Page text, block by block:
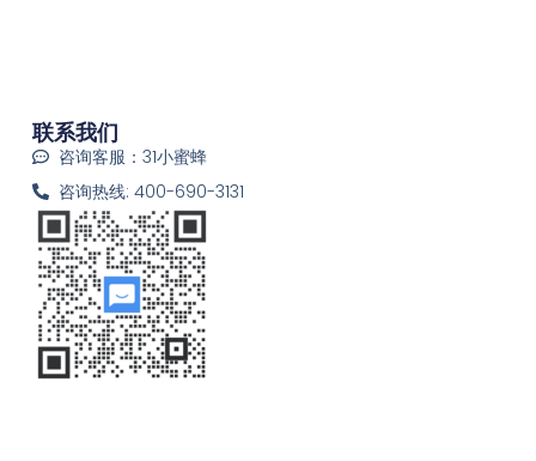
联系我们
咨询客服：31小蜜蜂
咨询热线: 400-690-3131